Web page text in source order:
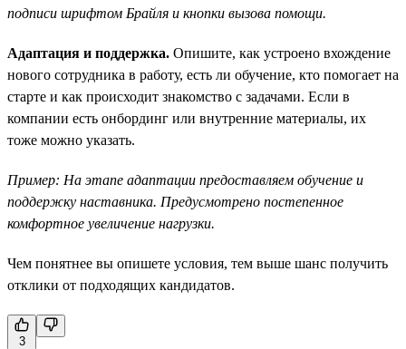
подписи шрифтом Брайля и кнопки вызова помощи.
Адаптация и поддержка. Опишите, как устроено вхождение
нового сотрудника в работу, есть ли обучение, кто помогает на
старте и как происходит знакомство с задачами. Если в
компании есть онбординг или внутренние материалы, их
тоже можно указать.
Пример: На этапе адаптации предоставляем обучение и
поддержку наставника. Предусмотрено постепенное
комфортное увеличение нагрузки.
Чем понятнее вы опишете условия, тем выше шанс получить
отклики от подходящих кандидатов.
3